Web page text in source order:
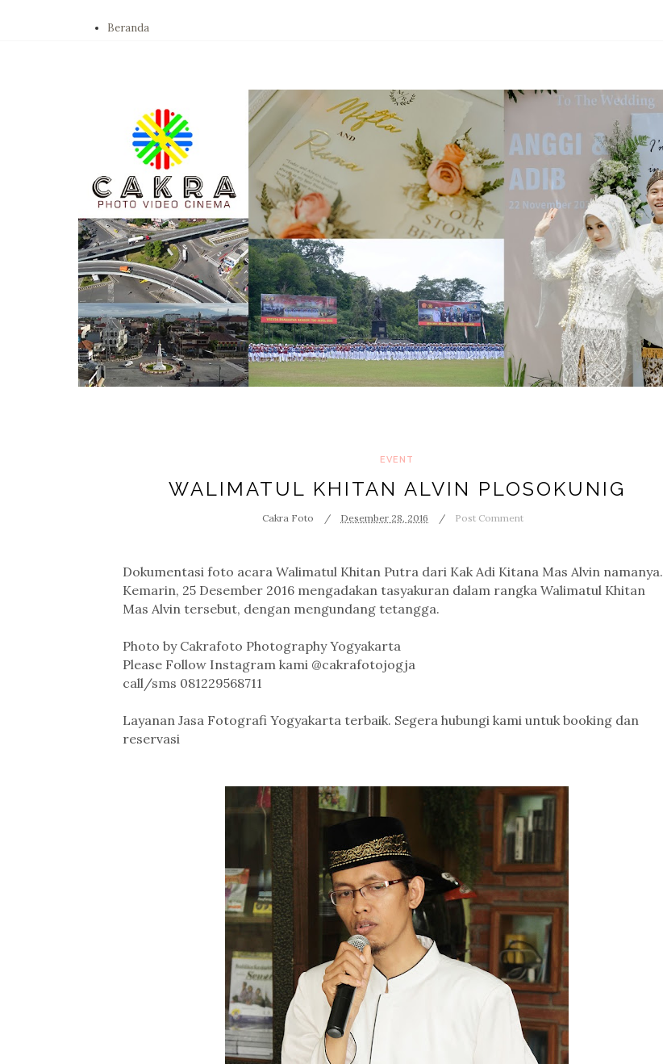
Beranda
EVENT
WALIMATUL KHITAN ALVIN PLOSOKUNIG
Cakra Foto Desember 28, 2016 Post Comment
Dokumentasi foto acara Walimatul Khitan Putra dari Kak Adi Kitana Mas Alvin namanya.
Kemarin, 25 Desember 2016 mengadakan tasyakuran dalam rangka Walimatul Khitan
Mas Alvin tersebut, dengan mengundang tetangga.
Photo by Cakrafoto Photography Yogyakarta
Please Follow Instagram kami @cakrafotojogja
call/sms 081229568711
Layanan Jasa Fotografi Yogyakarta terbaik. Segera hubungi kami untuk booking dan
reservasi